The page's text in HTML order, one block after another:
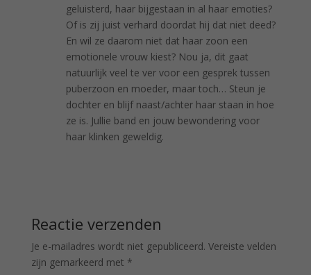
geluisterd, haar bijgestaan in al haar emoties?
Of is zij juist verhard doordat hij dat niet deed?
En wil ze daarom niet dat haar zoon een
emotionele vrouw kiest? Nou ja, dit gaat
natuurlijk veel te ver voor een gesprek tussen
puberzoon en moeder, maar toch… Steun je
dochter en blijf naast/achter haar staan in hoe
ze is. Jullie band en jouw bewondering voor
haar klinken geweldig.
Reactie verzenden
Je e-mailadres wordt niet gepubliceerd. Vereiste velden
zijn gemarkeerd met *